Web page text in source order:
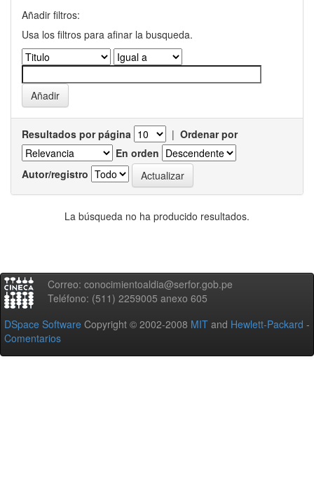
Añadir filtros:
Usa los filtros para afinar la busqueda.
Resultados por página | Ordenar por
En orden
Autor/registro
La búsqueda no ha producido resultados.
Correo: conocimientoaldia@serfor.gob.pe
Teléfono: (511) 2259005 anexo 605
DSpace Software Copyright © 2002-2008 MIT and Hewlett-Packard -
Comentarios